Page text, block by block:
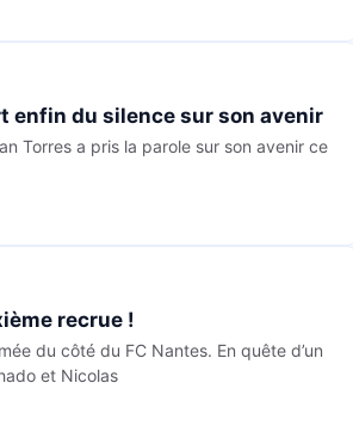
enfin du silence sur son avenir
Torres a pris la parole sur son avenir ce
recrue !
du côté du FC Nantes. En quête d’un
et Nicolas